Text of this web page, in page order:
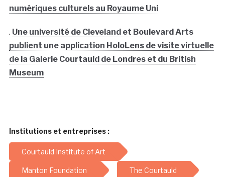
numériques culturels au Royaume Uni
. Une université de Cleveland et Boulevard Arts
publient une application HoloLens de visite virtuelle
de la Galerie Courtauld de Londres et du British
Museum
Institutions et entreprises :
Courtauld Institute of Art
Manton Foundation The Courtauld